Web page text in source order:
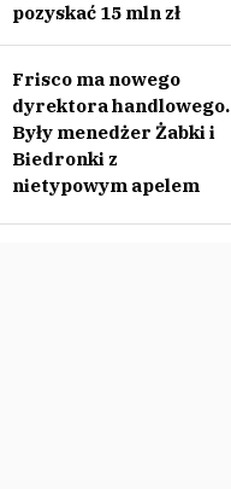
pozyskać 15 mln zł
Frisco ma nowego
dyrektora handlowego.
Były menedżer Żabki i
Biedronki z
nietypowym apelem